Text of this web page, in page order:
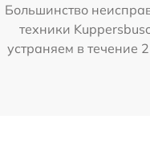
Большинство
техники
устраняем в течение